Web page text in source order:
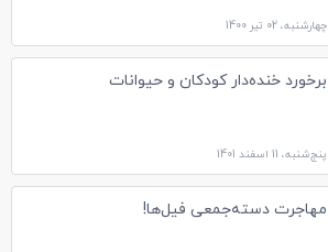
چهارشنبه، 02 تیر 1400
برخورد خنده‌دار کودکان و حیوانات
پنج‌شنبه، 11 اسفند 1401
مهاجرت دسته‌جمعی فیل‌ها!